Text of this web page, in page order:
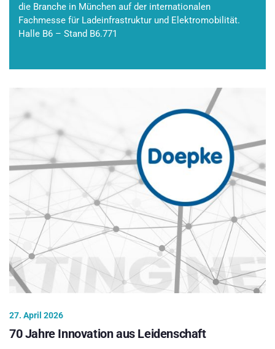
die Branche in München auf der internationalen
Fachmesse für Ladeinfrastruktur und Elektromobilität.
Halle B6 – Stand B6.771
27. April 2026
70 Jahre Innovation aus Leidenschaft